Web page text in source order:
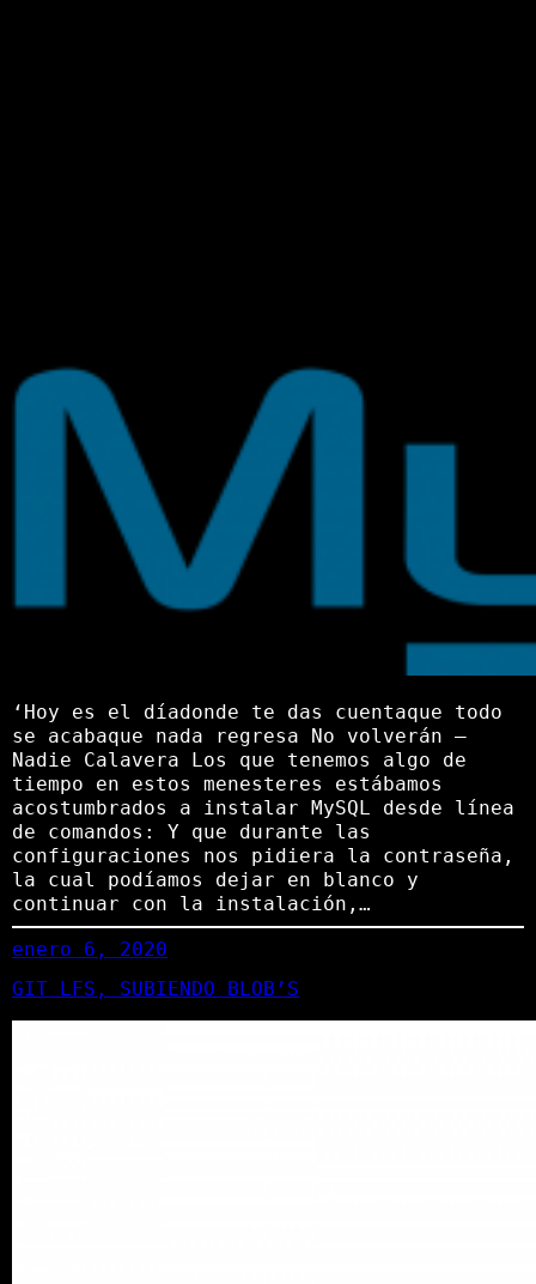
‘Hoy es el díadonde te das cuentaque todo
se acabaque nada regresa No volverán –
Nadie Calavera Los que tenemos algo de
tiempo en estos menesteres estábamos
acostumbrados a instalar MySQL desde línea
de comandos: Y que durante las
configuraciones nos pidiera la contraseña,
la cual podíamos dejar en blanco y
continuar con la instalación,…
enero 6, 2020
GIT LFS, SUBIENDO BLOB’S